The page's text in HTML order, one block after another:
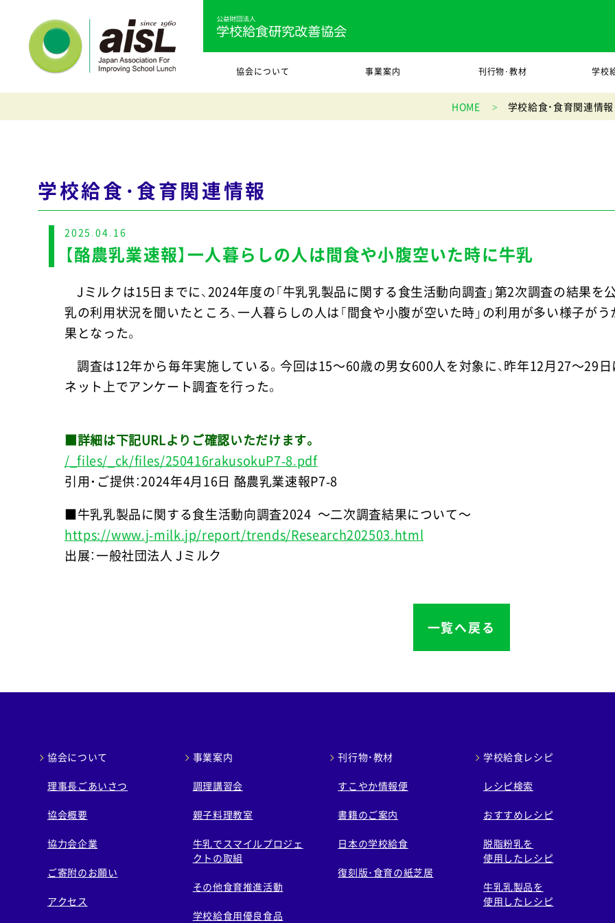
協会について 事業案内 刊行物･教材 学校
HOME 学校給食・食育関連情報
学校給食・食育関連情報
2025.04.16
【酪農乳業速報】一人暮らしの人は間食や小腹空いた時に牛乳
Jミルクは15日までに、2024年度の「牛乳乳製品に関する食生活動向調査」第2次調査の結果を
乳の利用状況を聞いたところ、一人暮らしの人は「間食や小腹が空いた時」の利用が多い様子が
果となった。
調査は12年から毎年実施している。今回は15～60歳の男女600人を対象に、昨年12月27～29
ネット上でアンケート調査を行った。
■詳細は下記URLよりご確認いただけます。
/_files/_ck/files/250416rakusokuP7-8.pdf
引用・ご提供：2024年4月16日 酪農乳業速報P7-8
■牛乳乳製品に関する食生活動向調査2024 ～二次調査結果について～
https://www.j-milk.jp/report/trends/Research202503.html
出展：一般社団法人 Jミルク
一覧へ戻る
協会について
理事長ごあいさつ
協会概要
協力会企業
ご寄附のお願い
アクセス
事業案内
調理講習会
親子料理教室
牛乳でスマイルプロジェ
クトの取組
その他食育推進活動
学校給食用優良食品
刊行物・教材
すこやか情報便
書籍のご案内
日本の学校給食
復刻版･食育の紙芝居
学校給食レシピ
レシピ検索
おすすめレシピ
脱脂粉乳を
使用したレシピ
牛乳乳製品を
使用したレシピ